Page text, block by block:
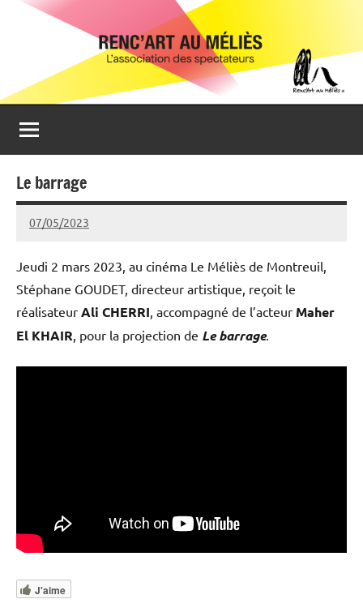
Renc'Art
Méliès
Association
spectateurs
du
cinéma
Le
Montreuil
Le barrage
07/05/2023
admin93100
Jeudi 2 mars 2023, au cinéma Le Méliès de Montreuil,
Stéphane GOUDET, directeur artistique, reçoit le
réalisateur Ali CHERRI , accompagné de l’acteur Maher
El KHAIR , pour la projection de Le barrage.
J'aime